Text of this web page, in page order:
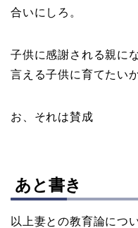
合いにしろ。
子供に感謝される親に
言える子供に育てたい
お、それは賛成
あと書き
以上妻との教育論につ